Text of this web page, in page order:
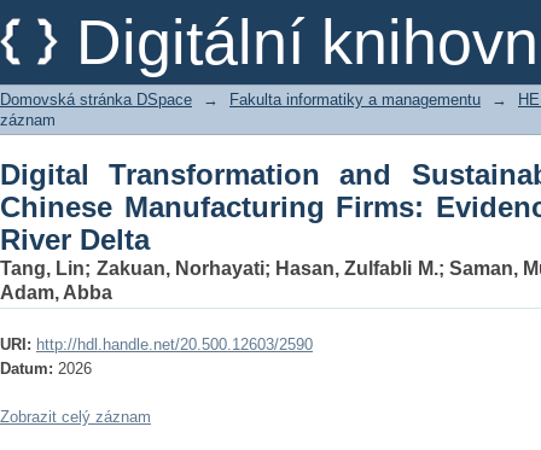
Digitální
Digital Transformation and
Firms: Evidence from the Yangtze
Domovská stránka DSpace → Fakulta informatiky a managementu →
záznam
Digital Transformation and
Chinese Manufacturing Firms:
River Delta
Tang, Lin; Zakuan, Norhayati; Hasan, Zulfabli M.; Saman,
Adam, Abba
URI: http://hdl.handle.net/20.500.12603/2590
Datum: 2026
Zobrazit celý záznam